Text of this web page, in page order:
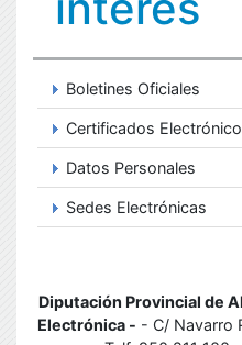
Boletines Oficiales
Certificados
Datos Personales
Sedes Electrónicas
Diputación Provincial de
Electrónica - - C/ Navarro